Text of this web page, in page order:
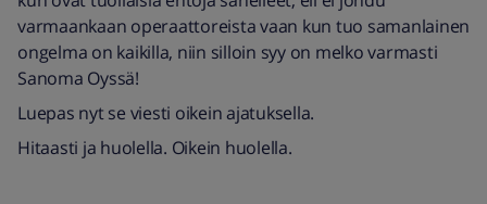
varmaankaan operaattoreista vaan kun tuo samanlainen
ongelma on kaikilla, niin silloin syy on melko varmasti
Sanoma Oyssä!
Luepas nyt se viesti oikein ajatuksella.
Hitaasti ja huolella. Oikein huolella.